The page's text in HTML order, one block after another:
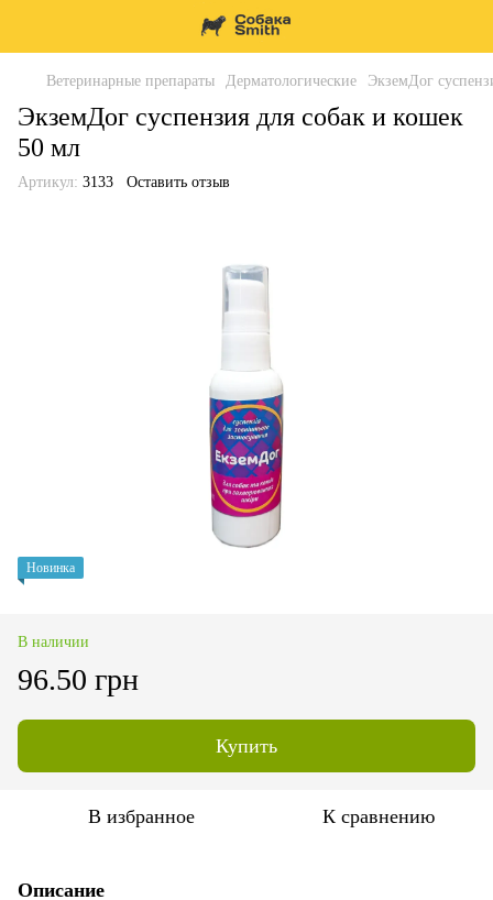
Ветеринарные препараты Дерматологические ЭкземДог
ЭкземДог суспензия для собак и кошек
50 мл
Артикул: 3133 Оставить отзыв
Новинка
В наличии
96.50 грн
Купить
В избранное К сравнению
Описание